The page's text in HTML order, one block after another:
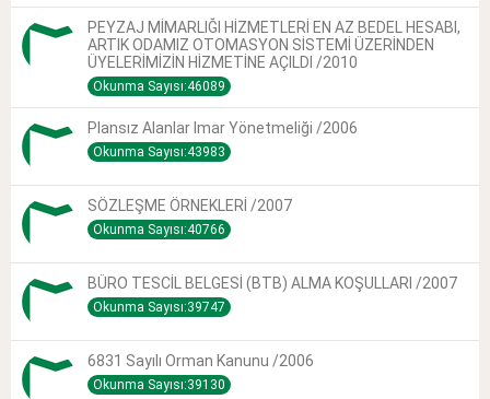
PEYZAJ MİMARLIĞI HİZMETLERİ EN AZ BEDEL HESABI,
ARTIK ODAMIZ OTOMASYON SİSTEMİ ÜZERİNDEN
ÜYELERİMİZİN HİZMETİNE AÇILDI /2010
Okunma Sayısı:46089
Plansız Alanlar Imar Yönetmeliği /2006
Okunma Sayısı:43983
SÖZLEŞME ÖRNEKLERİ /2007
Okunma Sayısı:40766
BÜRO TESCİL BELGESİ (BTB) ALMA KOŞULLARI /2007
Okunma Sayısı:39747
6831 Sayılı Orman Kanunu /2006
Okunma Sayısı:39130